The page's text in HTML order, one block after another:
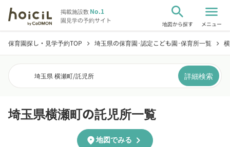
掲載施設数No.1
園見学の予約サイト
search
地図から探す
menu
メニュー
保育園探し・見学予約TOP chevron_right 埼玉県の保育園･認定こども園･保育所一覧 chevron_right
埼玉県 横瀬町/託児所 詳細検索
埼玉県横瀬町の託児所一覧
location_on地図でみる chevron_right